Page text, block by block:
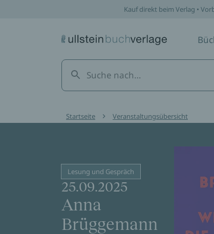
Kauf direkt beim Verlag •
Startseite Veranstaltungsübersicht
Lesung und Gespräch
25.09.2025
Anna
Brüggemann